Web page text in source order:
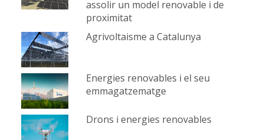
assolir un model renovable i de
proximitat
Agrivoltaisme a Catalunya
Energies renovables i el seu
emmagatzematge
Drons i energies renovables